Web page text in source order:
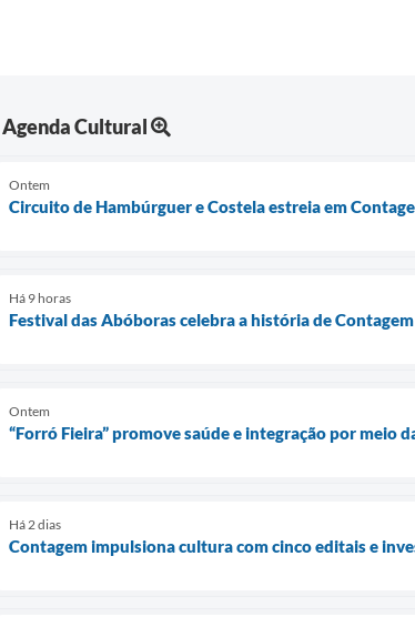
Agenda Cultural
Ontem
Circuito de Hambúrguer e Costela estreia em
Há 9 horas
Festival das Abóboras celebra a história de Contagem
Ontem
“Forró Fieira” promove saúde e integração por meio
Há 2 dias
Contagem impulsiona cultura com cinco editais e